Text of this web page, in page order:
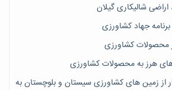
جهاد کشاورزی
محصولات کشاورزی
۳۸ هزار هکتار از زمین های کشاورزی سیستان و بلوچستان به